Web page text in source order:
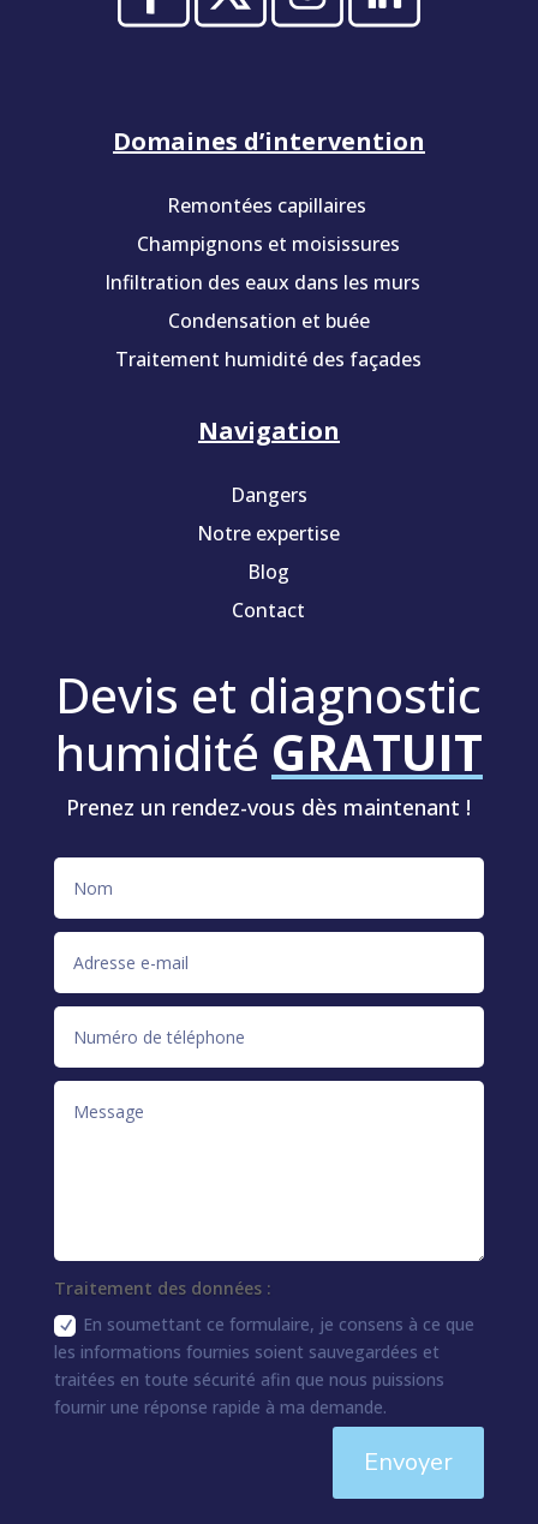
Domaines d’intervention
Remontées capillaires
Champignons et moisissures
Infiltration des eaux dans les murs
Condensation et buée
Traitement humidité des façades
Navigation
Dangers
Notre expertise
Blog
Contact
Devis et diagnostic
humidité GRATUIT
Prenez un rendez-vous dès maintenant !
Traitement des données :
En soumettant ce formulaire, je consens à ce que
les informations fournies soient sauvegardées et
traitées en toute sécurité afin que nous puissions
fournir une réponse rapide à ma demande.
Envoyer